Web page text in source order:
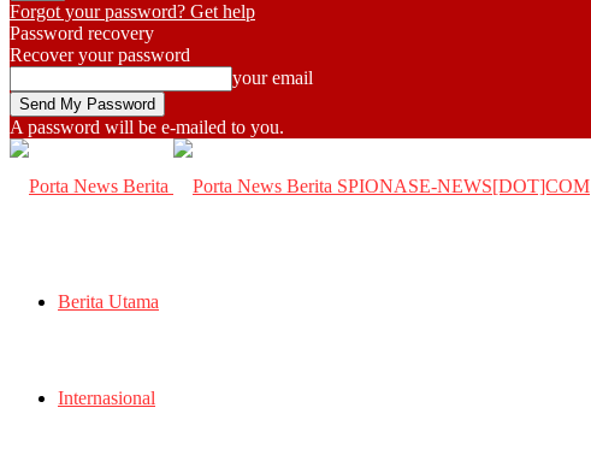
Forgot your password? Get help
Password recovery
Recover your password
your email
A password will be e-mailed to you.
SPIONASE-NEWS[DOT]COM
Berita Utama
Internasional